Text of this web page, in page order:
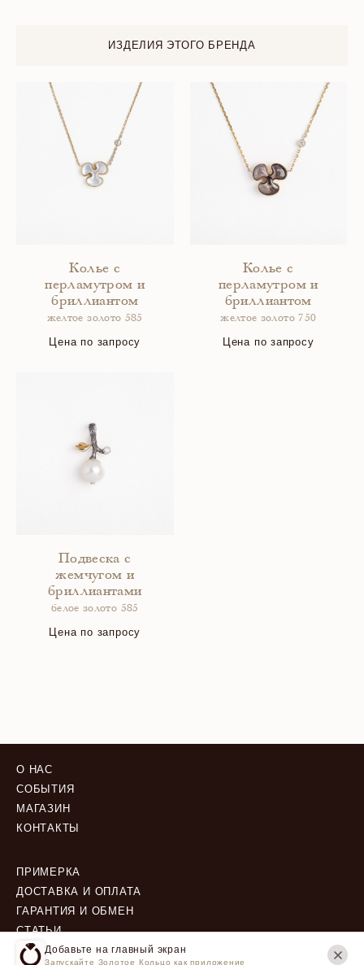
Добавьте на главный экран
Запускайте Золотое Кольцо как приложение
ИЗДЕЛИЯ ЭТОГО БРЕНДА
Колье с
перламутром и
бриллиантом
желтое золото 585
Цена по запросу
Колье с
перламутром и
бриллиантом
желтое золото 750
Цена по запросу
Подвеска с
жемчугом и
бриллиантами
белое золото 585
Цена по запросу
О НАС
СОБЫТИЯ
МАГАЗИН
КОНТАКТЫ
ПРИМЕРКА
ДОСТАВКА И ОПЛАТА
ГАРАНТИЯ И ОБМЕН
СТАТЬИ